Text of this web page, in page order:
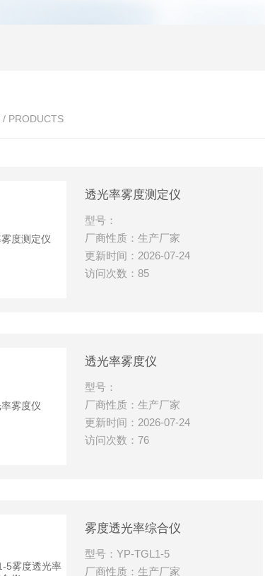
/ PRODUCTS
透光率雾度测定仪
型号：
厂商性质：生产厂家
更新时间：2026-07-24
访问次数：85
透光率雾度仪
型号：
厂商性质：生产厂家
更新时间：2026-07-24
访问次数：76
雾度透光率综合仪
型号：YP-TGL1-5
厂商性质：生产厂家